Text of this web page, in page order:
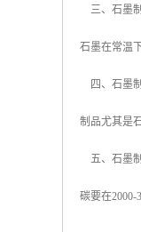
三、石墨
石墨在常温
四、石墨
制品尤其是
五、石墨
碳要在2000-